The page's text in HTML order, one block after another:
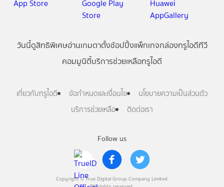
Follow us
Copyright © True Digital Group Company Limited.
วันนี้ดูสิทธิพิเศษอ่านเกมตาตั้งช้อปปิ้งแพ็กเกจกล่องทรูไอดีทีวี
คอมมูนิตี้บริการช่วยเหลือทรูไอดี
เกี่ยวกับทรูไอดี ข้อกำหนดและเงื่อนไข
นโยบายความเป็นส่วนตัว
บริการช่วยเหลือ
ติดต่อเรา